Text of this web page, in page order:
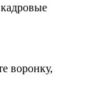
воронку,